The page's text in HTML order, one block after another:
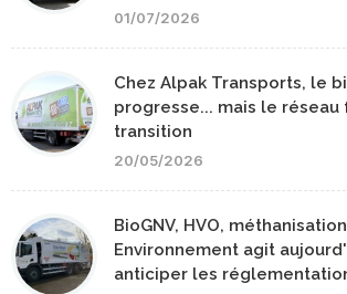
01/07/2026
Chez Alpak Transports, le
progresse... mais le
transition
20/05/2026
BioGNV, HVO,
Environnement agit
anticiper les